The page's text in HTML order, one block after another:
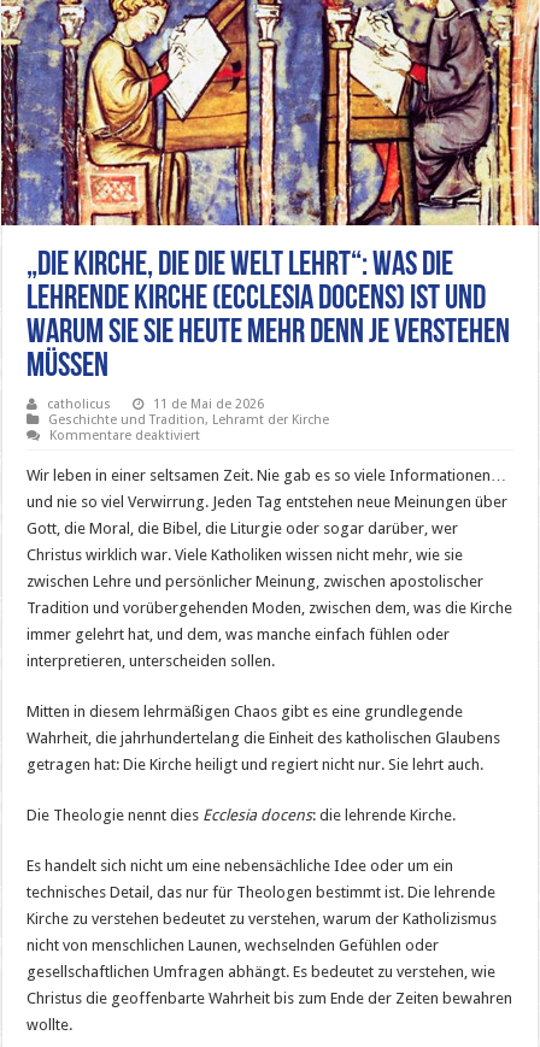
„Die Kirche, die die Welt lehrt“: Was die
lehrende Kirche (Ecclesia docens) ist und
warum Sie sie heute mehr denn je verstehen
müssen
catholicus
11 de Mai de 2026
Geschichte und Tradition, Lehramt der Kirche
Kommentare deaktiviertfür
die
die
Welt
lehrt“:
die
lehrende
Kirche
(Ecclesia
ist
und
warum
heute
mehr
denn
je
verstehen
Wir leben in einer seltsamen Zeit. Nie gab es so viele Informationen…
und nie so viel Verwirrung. Jeden Tag entstehen neue Meinungen über
Gott, die Moral, die Bibel, die Liturgie oder sogar darüber, wer
Christus wirklich war. Viele Katholiken wissen nicht mehr, wie sie
zwischen Lehre und persönlicher Meinung, zwischen apostolischer
Tradition und vorübergehenden Moden, zwischen dem, was die Kirche
immer gelehrt hat, und dem, was manche einfach fühlen oder
interpretieren, unterscheiden sollen.
Mitten in diesem lehrmäßigen Chaos gibt es eine grundlegende
Wahrheit, die jahrhundertelang die Einheit des katholischen Glaubens
getragen hat: Die Kirche heiligt und regiert nicht nur. Sie lehrt auch.
Die Theologie nennt dies Ecclesia docens: die lehrende Kirche.
Es handelt sich nicht um eine nebensächliche Idee oder um ein
technisches Detail, das nur für Theologen bestimmt ist. Die lehrende
Kirche zu verstehen bedeutet zu verstehen, warum der Katholizismus
nicht von menschlichen Launen, wechselnden Gefühlen oder
gesellschaftlichen Umfragen abhängt. Es bedeutet zu verstehen, wie
Christus die geoffenbarte Wahrheit bis zum Ende der Zeiten bewahren
wollte.